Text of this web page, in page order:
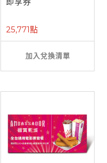
25,771點
加入兌換清單